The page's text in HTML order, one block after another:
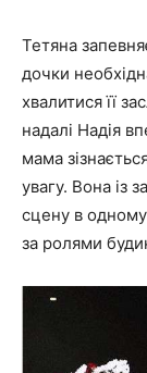
Тетяна
дочки
хвалитися її
надалі Надія
мама
увагу. Вона із
сцену в одному
за ролями